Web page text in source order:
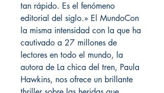
tan rápido. Es el fenómeno
editorial del siglo.» El MundoCon
la misma intensidad con la que ha
cautivado a 27 millones de
lectores en todo el mundo, la
autora de La chica del tren, Paula
Hawkins, nos ofrece un brillante